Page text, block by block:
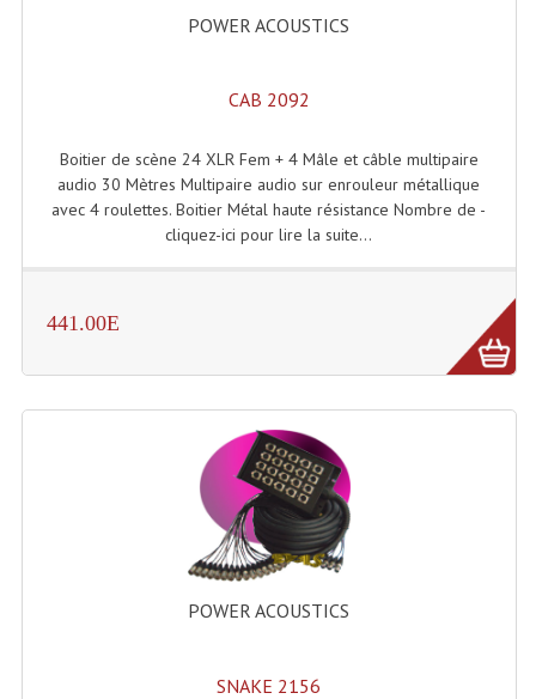
Liquide À Brouillard
Liquides À Fumée
Liquides À Mousse
Matériel Karaoké
Disque DVD
Disque LD (30 Cm.)
TARIF ET CATALOGUE DE LOCATION
POWER ACOUSTICS
CAB 2092
Boitier de scène 24 XLR Fem + 4 Mâle et câble multipaire
audio 30 Mètres Multipaire audio sur enrouleur métallique
avec 4 roulettes. Boitier Métal haute résistance Nombre de -
cliquez-ici pour lire la suite...
441.00E
POWER ACOUSTICS
SNAKE 2156